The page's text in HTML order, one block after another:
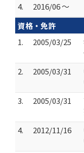
4.
2016/06 ～
資格・免許
1.
2005/03/25
2.
2005/03/31
3.
2005/03/31
4.
2012/11/16